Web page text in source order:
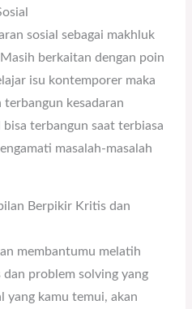
sosial sebagai makhluk
berkaitan dengan poin
isu kontemporer maka
terbangun kesadaran
bisa terbangun saat terbiasa
masalah-masalah
Berpikir Kritis dan
membantumu melatih
problem solving yang
yang kamu temui, akan